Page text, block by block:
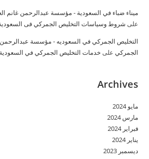
ميناء ضباء في السعودية - مؤسسة عبدالرحمن غانم
على شروط وسياسات التخليص الجمركي فى
التخليص الجمركي في السعوديه - مؤسسة عبدالرحمن
الجمركي على خدمات التخليص الجمركي في السعودية
Archives
مايو 2024
مارس 2024
فبراير 2024
يناير 2024
ديسمبر 2023